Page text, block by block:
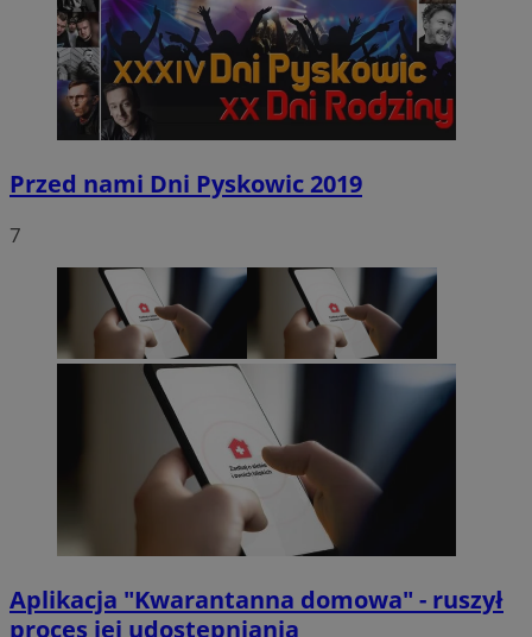
Przed nami Dni Pyskowic 2019
7
Aplikacja "Kwarantanna domowa" - ruszył
proces jej udostępniania